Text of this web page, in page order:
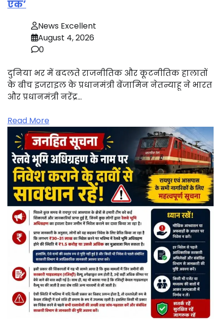
एक’
News Excellent
August 4, 2026
0
दुनिया भर में बदलते राजनीतिक और कूटनीतिक हालातों
के बीच इजराइल के प्रधानमंत्री बेंजामिन नेतन्याहू ने भारत
और प्रधानमंत्री नरेंद्र…
Read More